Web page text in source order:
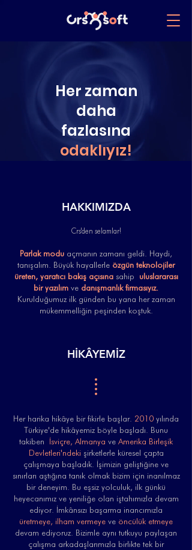
Her zaman
daha
fazlasına
odaklıyız!
HAKKIMIZDA
Crs'den selamlar!
Parlak modu açmanın zamanı geldi. Haydi,
tanışalım. Büyük hayallerle özgün teknolojiler
üreten, yaratıcı bakış açısınasahip uluslararası
bir yazılım ve danışmanlık firmasıyız.
Kurulduğumuz ilk günden bu yana her zaman
mükemmelliğin peşinden koştuk.
HİKÂYEMİZ
Her harika hikâye bir fikirle başlar. 2010 yılında
Türkiye'de hikâyemiz böyle başladı. Bunu
takiben İsviçre, Almanya ve Amerika Birleşik
Devletleri'ndeki şirketlerle küresel çapta
çalışmaya başladık. İşimizin geliştiğine ve
sınırları aştığına tanık olmak bizim için inanılmaz
bir deneyim. Bu eşsiz yolculuk, ilk günkü
heyecanımız ve yeniliğe olan iştahımızla devam
ediyor. İmkânsızı başarma inancımızla
üretmeye, ilham vermeye ve öncülük etmeye
devam ediyoruz. Bizimle aynı tutkuyu paylaşan
çalışma arkadaşlarımızla birlikte tek bir